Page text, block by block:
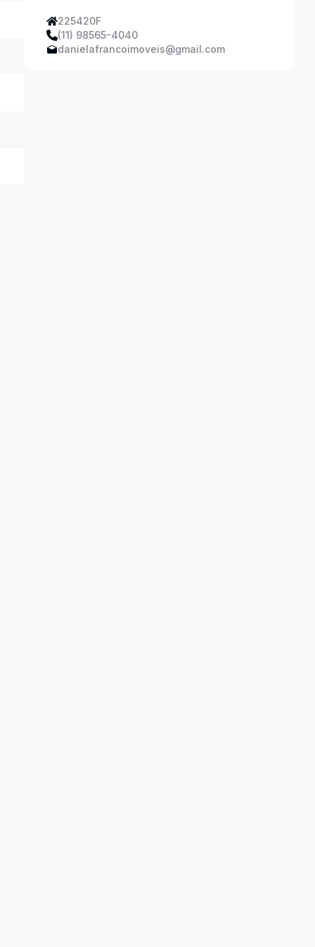
225420F
(11) 98565-4040
danielafrancoimoveis@gmail.com